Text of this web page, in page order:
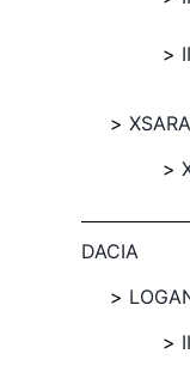
XSARA
DACIA
II